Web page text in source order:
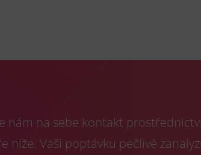
nám na sebe kontakt
níže. Vaši poptávku pečlivě